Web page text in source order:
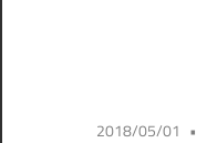
プ
2018/05/01